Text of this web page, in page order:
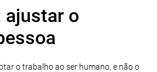
ajustar o
o trabalho ao ser humano, e não o